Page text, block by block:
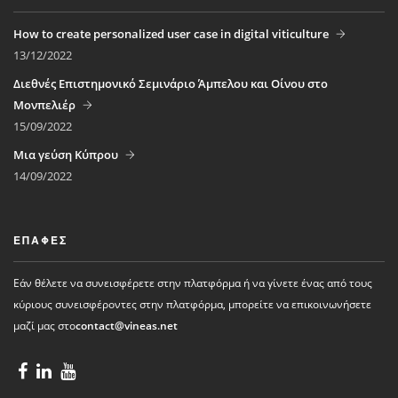
How to create personalized user case in digital viticulture
13/12/2022
Διεθνές Επιστημονικό Σεμινάριο Άμπελου και Οίνου στο
Μονπελιέρ
15/09/2022
Μια γεύση Κύπρου
14/09/2022
ΕΠΑΦΈΣ
Εάν θέλετε να συνεισφέρετε στην πλατφόρμα ή να γίνετε ένας από τους
κύριους συνεισφέροντες στην πλατφόρμα, μπορείτε να επικοινωνήσετε
μαζί μας στοcontact@vineas.net